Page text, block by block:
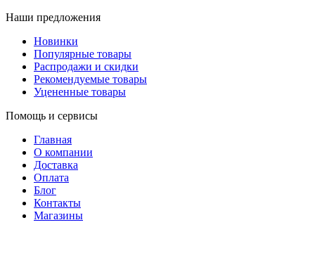
Наши предложения
Новинки
Популярные товары
Распродажи и скидки
Рекомендуемые товары
Уцененные товары
Помощь и сервисы
Главная
О компании
Доставка
Оплата
Блог
Контакты
Магазины